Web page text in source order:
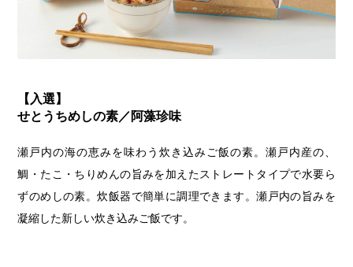
【入選】
せとうちめしの素／阿藻珍味
瀬戸内の海の恵みを味わう炊き込みご飯の素。瀬戸内産の、
鯛・たこ・ちりめんの旨みを加えたストレートタイプで水要ら
ずのめしの素。炊飯器で簡単に調理できます。瀬戸内の旨みを
凝縮した新しい炊き込みご飯です。